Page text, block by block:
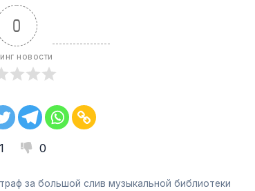
0
новости
1 0
за большой слив музыкальной библиотеки